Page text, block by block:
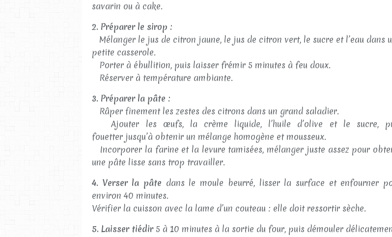
savarin ou à cake.
2. Préparer le sirop :
Mélanger le jus de citron jaune, le jus de citron vert, le sucre et l’eau dans
petite casserole.
Porter à ébullition, puis laisser frémir 5 minutes à feu doux.
Réserver à température ambiante.
3. Préparer la pâte :
Râper finement les zestes des citrons dans un grand saladier.
Ajouter les œufs, la crème liquide, l’huile d’olive et le sucre,
fouetter jusqu’à obtenir un mélange homogène et mousseux.
Incorporer la farine et la levure tamisées, mélanger juste assez pour
une pâte lisse sans trop travailler.
4. Verser la pâte dans le moule beurré, lisser la surface et enfourner
environ 40 minutes.
Vérifier la cuisson avec la lame d’un couteau : elle doit ressortir sèche.
5. Laisser tiédir5 à 10 minutes à la sortie du four, puis démouler